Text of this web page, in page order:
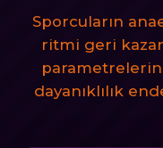
Sporcuların
ritmi geri
dayanıklılık